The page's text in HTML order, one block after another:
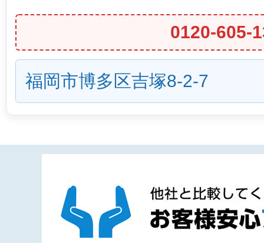
0120-605-
福岡市博多区吉塚8-2-7